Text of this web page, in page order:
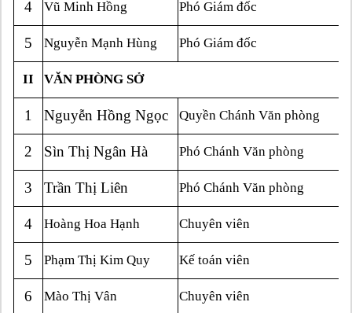
4 Vũ Minh Hồng Phó Giám đốc
5 Nguyễn Mạnh Hùng Phó Giám đốc
II VĂN PHÒNG SỞ
1 Nguyễn Hồng Ngọc Quyền Chánh Văn phòng
2 Sìn Thị Ngân Hà Phó Chánh Văn phòng
3 Trần Thị Liên Phó Chánh Văn phòng
4 Hoàng Hoa Hạnh Chuyên viên
5 Phạm Thị Kim Quy Kế toán viên
6 Mào Thị Vân Chuyên viên